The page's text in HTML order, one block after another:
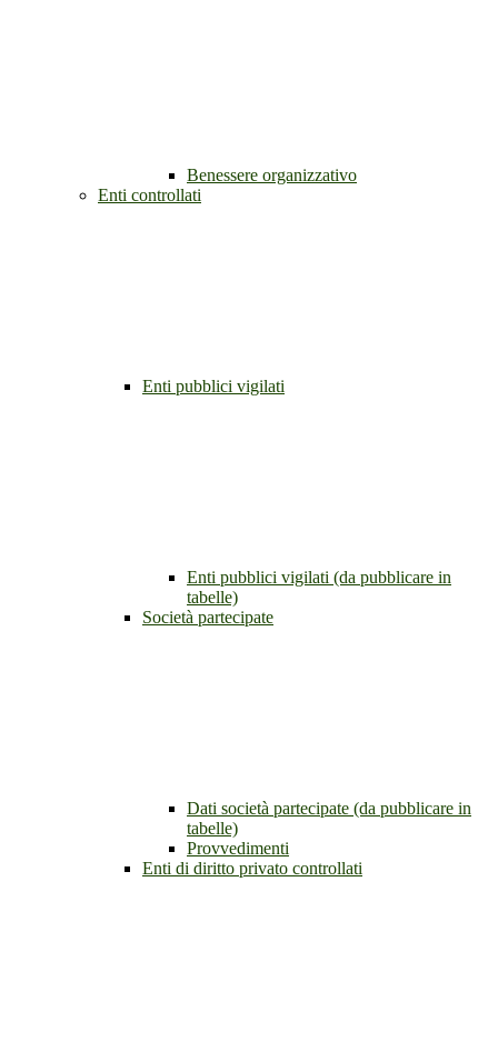
Benessere organizzativo
Enti controllati
Enti pubblici vigilati
Enti pubblici vigilati (da pubblicare in
tabelle)
Società partecipate
Dati società partecipate (da pubblicare in
tabelle)
Provvedimenti
Enti di diritto privato controllati